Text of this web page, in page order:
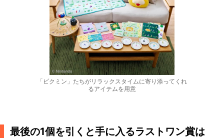
「ピクミン」たちがリラックスタイムに寄り添ってくれ
るアイテムを用意
最後の1個を引くと手に入るラストワン賞は